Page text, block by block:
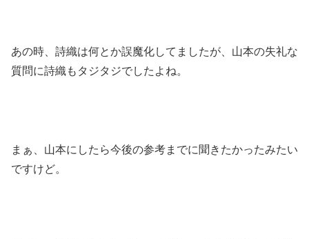
あの時、詩織は何とか誤魔化してましたが、山本の失礼な
質問に詩織もタジタジでしたよね。
まぁ、山本にしたら今後の参考までに聞きたかったみたい
ですけど。